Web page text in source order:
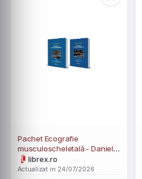
Pachet Ecografie
musculoscheletală - Daniela
Fodor - Vol. I + Vol. II
librex.ro
Actualizat in 24/07/2026